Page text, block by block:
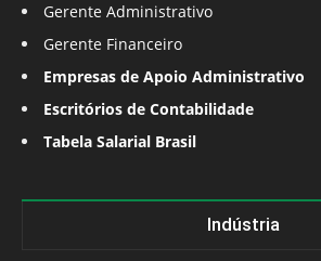
Gerente Administrativo
Gerente Financeiro
Empresas de Apoio Administrativo
Escritórios de Contabilidade
Tabela Salarial Brasil
Indústria